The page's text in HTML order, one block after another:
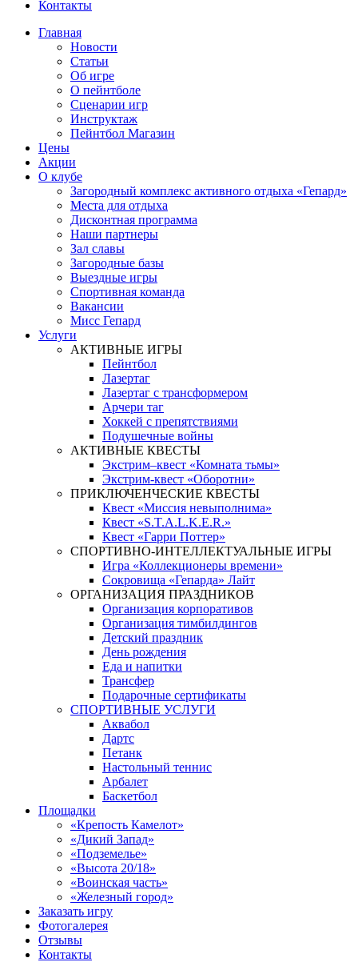
Контакты
Главная
Новости
Статьи
Об игре
О пейнтболе
Сценарии игр
Инструктаж
Пейнтбол Магазин
Цены
Акции
О клубе
Загородный комплекс активного отдыха «Гепард»
Места для отдыха
Дисконтная программа
Наши партнеры
Зал славы
Загородные базы
Выездные игры
Спортивная команда
Вакансии
Мисс Гепард
Услуги
АКТИВНЫЕ ИГРЫ
Пейнтбол
Лазертаг
Лазертаг с трансформером
Арчери таг
Хоккей с препятствиями
Подушечные войны
АКТИВНЫЕ КВЕСТЫ
Экстрим–квест «Комната тьмы»
Экстрим-квест «Оборотни»
ПРИКЛЮЧЕНЧЕСКИЕ КВЕСТЫ
Квест «Миссия невыполнима»
Квест «S.T.A.L.K.E.R.»
Квест «Гарри Поттер»
СПОРТИВНО-ИНТЕЛЛЕКТУАЛЬНЫЕ ИГРЫ
Игра «Коллекционеры времени»
Сокровища «Гепарда» Лайт
ОРГАНИЗАЦИЯ ПРАЗДНИКОВ
Организация корпоративов
Организация тимбилдингов
Детский праздник
День рождения
Еда и напитки
Трансфер
Подарочные сертификаты
СПОРТИВНЫЕ УСЛУГИ
Аквабол
Дартс
Петанк
Настольный теннис
Арбалет
Баскетбол
Площадки
«Крепость Камелот»
«Дикий Запад»
«Подземелье»
«Высота 20/18»
«Воинская часть»
«Железный город»
Заказать игру
Фотогалерея
Отзывы
Контакты